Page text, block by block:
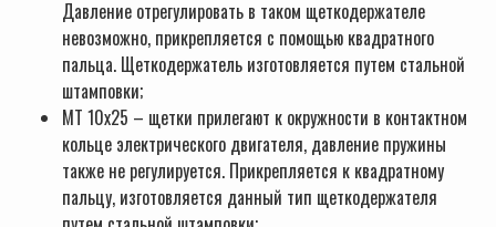
Давление отрегулировать в таком щеткодержателе
невозможно, прикрепляется с помощью квадратного
пальца. Щеткодержатель изготовляется путем стальной
штамповки;
МТ 10х25 – щетки прилегают к окружности в контактном
кольце электрического двигателя, давление пружины
также не регулируется. Прикрепляется к квадратному
пальцу, изготовляется данный тип щеткодержателя